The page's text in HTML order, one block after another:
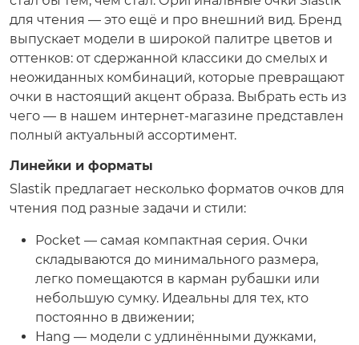
для чтения — это ещё и про внешний вид. Бренд
выпускает модели в широкой палитре цветов и
оттенков: от сдержанной классики до смелых и
неожиданных комбинаций, которые превращают
очки в настоящий акцент образа. Выбрать есть из
чего — в нашем интернет-магазине представлен
полный актуальный ассортимент.
Линейки и форматы
Slastik предлагает несколько форматов очков для
чтения под разные задачи и стили:
Pocket — самая компактная серия. Очки
складываются до минимального размера,
легко помещаются в карман рубашки или
небольшую сумку. Идеальны для тех, кто
постоянно в движении;
Hang — модели с удлинёнными дужками,